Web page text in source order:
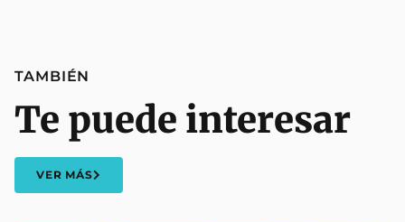
TAMBIÉN
Te puede interesar
VER MÁS